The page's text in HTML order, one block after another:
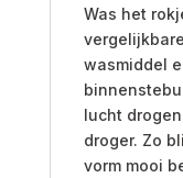
Was het
wasmiddel
lucht
droger. Zo
vorm mooi